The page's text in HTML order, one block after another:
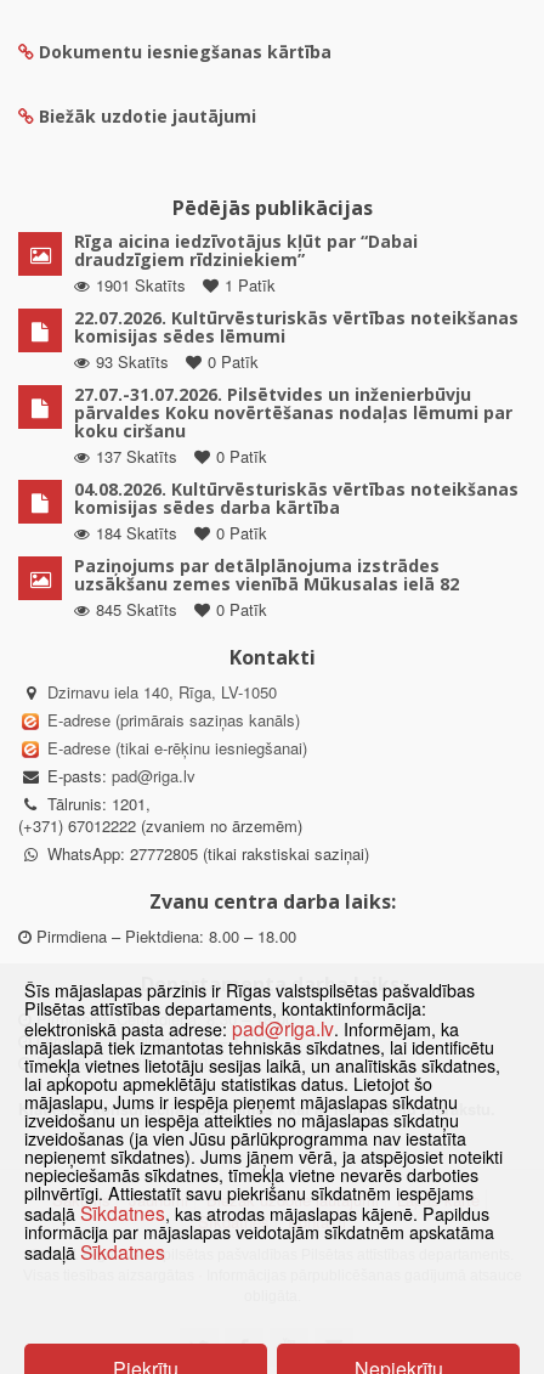
Dokumentu iesniegšanas kārtība
Biežāk uzdotie jautājumi
Pēdējās publikācijas
Rīga aicina iedzīvotājus kļūt par “Dabai
draudzīgiem rīdziniekiem”
1901 Skatīts
1 Patīk
22.07.2026. Kultūrvēsturiskās vērtības noteikšanas
komisijas sēdes lēmumi
93 Skatīts
0 Patīk
27.07.-31.07.2026. Pilsētvides un inženierbūvju
pārvaldes Koku novērtēšanas nodaļas lēmumi par
koku ciršanu
137 Skatīts
0 Patīk
04.08.2026. Kultūrvēsturiskās vērtības noteikšanas
komisijas sēdes darba kārtība
184 Skatīts
0 Patīk
Paziņojums par detālplānojuma izstrādes
uzsākšanu zemes vienībā Mūkusalas ielā 82
845 Skatīts
0 Patīk
Kontakti
Dzirnavu iela 140, Rīga, LV-1050
E-adrese (primārais saziņas kanāls)
E-adrese (tikai e-rēķinu iesniegšanai)
E-pasts: pad@riga.lv
Tālrunis: 1201,
(+371) 67012222 (zvaniem no ārzemēm)
WhatsApp: 27772805 (tikai rakstiskai saziņai)
Zvanu centra darba laiks:
Pirmdiena – Piektdiena: 8.00 – 18.00
Departamenta darba laiks:
Pirmdiena, Ceturtdiena: 8.30 – 18.00
Otrdiena, Trešdiena: 8.30 – 17.00
Piektdiena: 8.30 – 15.00
Klātienes konsultācijas pieejamas tikai ar iepriekšēju pierakstu.
Sākums Jaunumi Biežāk uzdotie jautājumi
Lapas karte
Sīkdatnes
Kontakti
© 2021 Rīgas valstspilsētas pašvaldības Pilsētas attīstības departaments.
Šīs mājaslapas pārzinis ir Rīgas valstspilsētas pašvaldības
Pilsētas attīstības departaments, kontaktinformācija:
elektroniskā pasta adrese: pad@riga.lv. Informējam, ka
mājaslapā tiek izmantotas tehniskās sīkdatnes, lai identificētu
tīmekļa vietnes lietotāju sesijas laikā, un analītiskās sīkdatnes,
lai apkopotu apmeklētāju statistikas datus. Lietojot šo
mājaslapu, Jums ir iespēja pieņemt mājaslapas sīkdatņu
izveidošanu un iespēja atteikties no mājaslapas sīkdatņu
izveidošanas (ja vien Jūsu pārlūkprogramma nav iestatīta
nepieņemt sīkdatnes). Jums jāņem vērā, ja atspējosiet noteikti
nepieciešamās sīkdatnes, tīmekļa vietne nevarēs darboties
pilnvērtīgi. Attiestatīt savu piekrišanu sīkdatnēm iespējams
sadaļā Sīkdatnes, kas atrodas mājaslapas kājenē. Papildus
informācija par mājaslapas veidotajām sīkdatnēm apskatāma
sadaļā Sīkdatnes